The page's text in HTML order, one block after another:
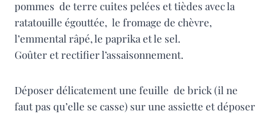
pommes de terre cuites pelées et tièdes avec la
ratatouille égouttée, le fromage de chèvre,
l’emmental râpé, le paprika et le sel.
Goûter et rectifier l’assaisonnement.
Déposer délicatement une feuille de brick (il ne
faut pas qu’elle se casse) sur une assiette et déposer